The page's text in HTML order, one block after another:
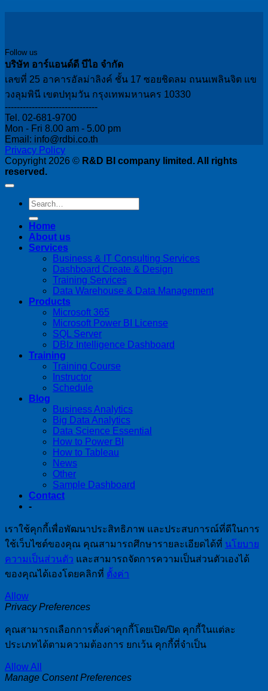
Follow us
บริษัท อาร์แอนด์ดี บีไอ จำกัด
เลขที่ 25 อาคารอัลม่าลิงค์ ชั้น 17 ซอยชิดลม ถนนเพลินจิต แข
วงลุมพินี เขตปทุมวัน กรุงเทพมหานคร 10330
-------------------------------
Tel. 02-681-9700
Mon - Fri 8.00 am - 5.00 pm
Email: info@rdbi.co.th
Privacy Policy
Copyright 2026 © R&D BI company limited. All rights
reserved.
Home
About us
Services
Business & IT Consulting Services
Dashboard Create & Design
Training Services
Data Warehouse & Data Management
Products
Microsoft 365
Microsoft Power BI License
SQL Server
DBIz Intelligence Dashboard
Training
Training Course
Instructor
Schedule
Blog
Business Analytics
Big Data Analytics
Data Science Essential
How to Power BI
How to Tableau
News
Other
Sample Dashboard
Contact
-
เราใช้คุกกี้เพื่อพัฒนาประสิทธิภาพ และประสบการณ์ที่ดีในการ
ใช้เว็บไซต์ของคุณ คุณสามารถศึกษารายละเอียดได้ที่ นโยบาย
ความเป็นส่วนตัว และสามารถจัดการความเป็นส่วนตัวเองได้
ของคุณได้เองโดยคลิกที่ ตั้งค่า
Allow
Privacy Preferences
คุณสามารถเลือกการตั้งค่าคุกกี้โดยเปิด/ปิด คุกกี้ในแต่ละ
ประเภทได้ตามความต้องการ ยกเว้น คุกกี้ที่จำเป็น
Allow All
Manage Consent Preferences